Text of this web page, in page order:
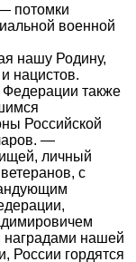
потомки
военной
нашу Родину,
нацистов.
Федерации также
Российской
—
личный
с
наградами нашей
России гордятся